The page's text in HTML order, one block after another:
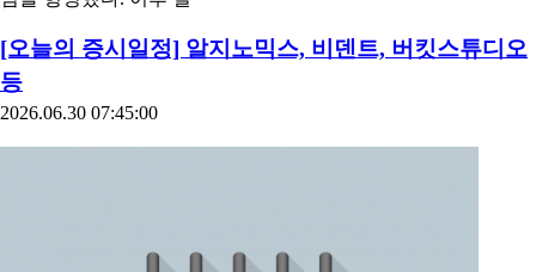
[오늘의 증시일정] 알지노믹스, 비덴트, 버킷스튜디오
등
2026.06.30 07:45:00